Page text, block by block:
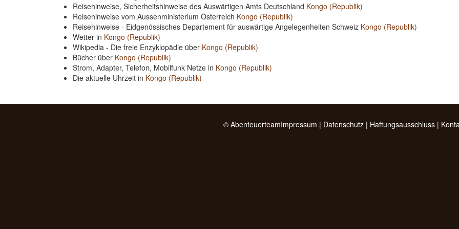
Reisehinweise, Sicherheitshinweise des Auswärtigen Amts Deutschland Kongo (Republik)
Reisehinweise vom Aussenministerium Österreich Kongo (Republik)
Reisehinweise - Eidgenössisches Departement für auswärtige Angelegenheiten Schweiz Kongo (Republik)
Wetter in Kongo (Republik)
Wikipedia - Die freie Enzyklopädie über Kongo (Republik)
Bücher über Kongo (Republik)
Strom, Adapter, Telefon, Mobilfunk Netze in Kongo (Republik)
Die aktuelle Uhrzeit in Kongo (Republik)
© AbenteuerteamImpressum | Datenschutz| Haftungsausschluss|